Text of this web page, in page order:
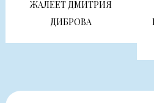
записям
ЖАЛЕЕТ ДМИТРИЯ
ДИБРОВА